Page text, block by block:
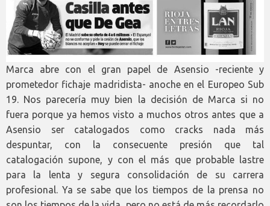
Marca abre con el gran papel de Asensio -reciente y
prometedor fichaje madridista- anoche en el Europeo Sub
19. Nos parecería muy bien la decisión de Marca si no
fuera porque ya hemos visto a muchos otros antes que a
Asensio ser catalogados como cracks nada más
despuntar, con la consecuente presión que tal
catalogación supone, y con el más que probable lastre
para la lenta y segura consolidación de su carrera
profesional. Ya se sabe que los tiempos de la prensa no